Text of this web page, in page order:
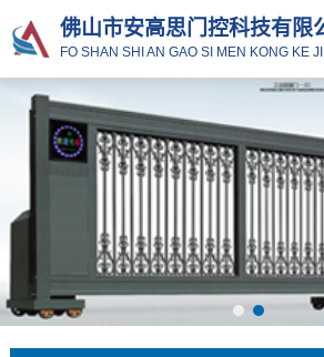
佛山市安高思门控科技有限
FO SHAN SHI AN GAO SI MEN KONG KE JI